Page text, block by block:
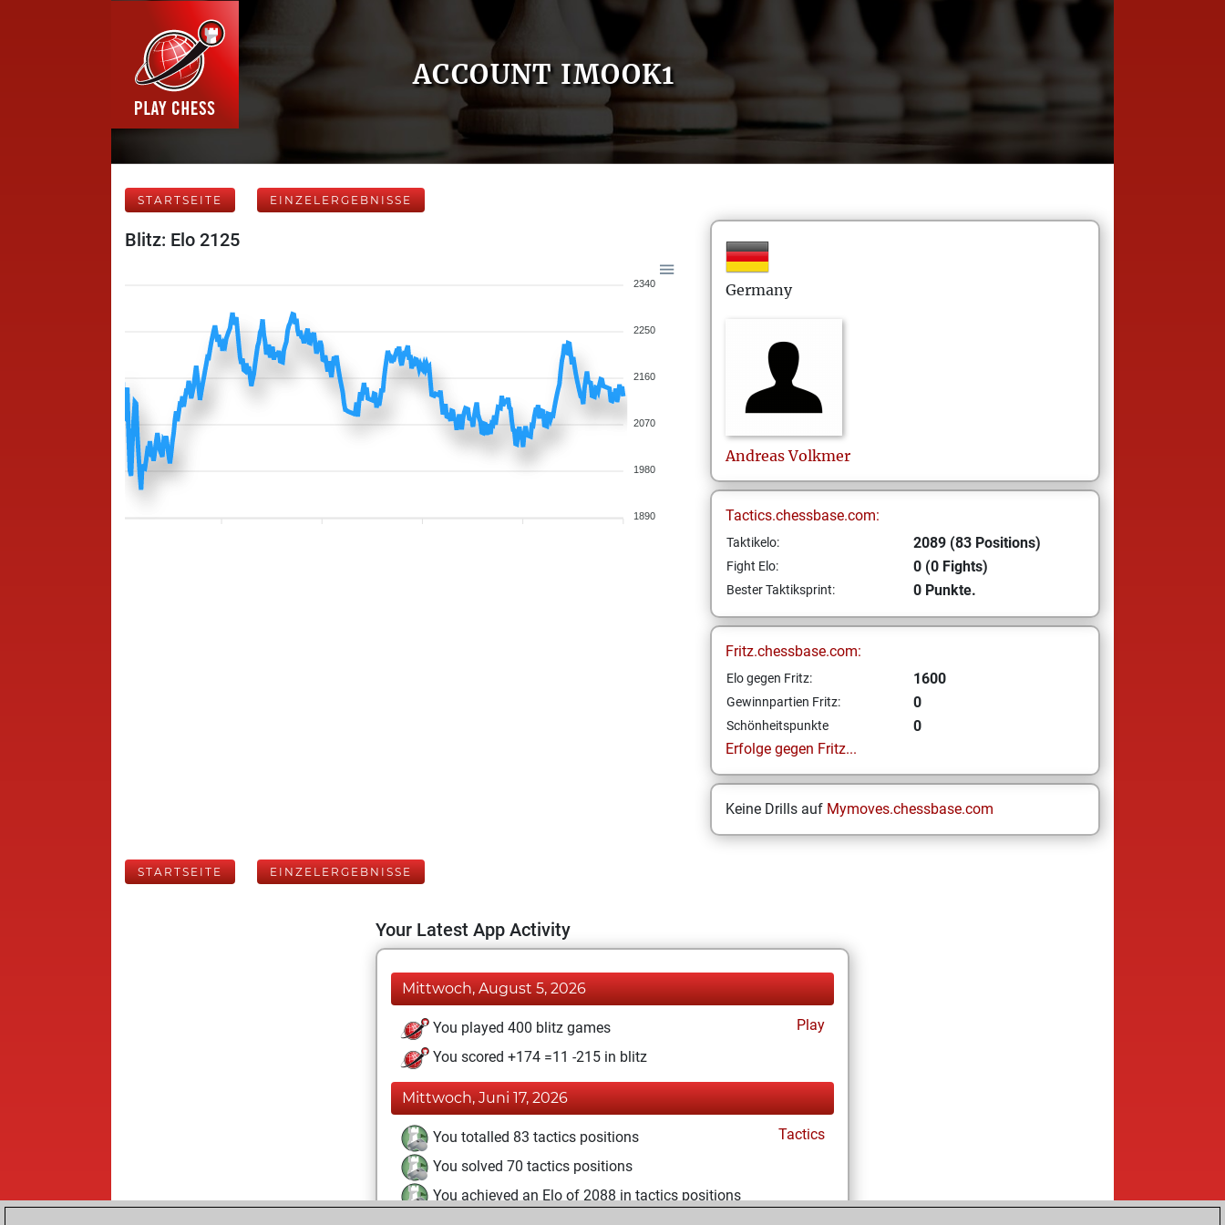
ACCOUNT IMOOK1
STARTSEITE EINZELERGEBNISSE
Blitz: Elo 2125
2340
2250
2160
2070
1980
1890
Germany
Andreas Volkmer
Tactics.chessbase.com:
Taktikelo: 2089 (83 Positions)
Fight Elo: 0 (0 Fights)
Bester Taktiksprint: 0 Punkte.
Fritz.chessbase.com:
Elo gegen Fritz: 1600
Gewinnpartien Fritz: 0
Schönheitspunkte
0
Erfolge gegen Fritz...
Keine Drills auf Mymoves.chessbase.com
STARTSEITE EINZELERGEBNISSE
Your Latest App Activity
Mittwoch, August 5, 2026
You played 400 blitz games
Play
You scored +174 =11 -215 in blitz
Mittwoch, Juni 17, 2026
You totalled 83 tactics positions
Tactics
You solved 70 tactics positions
You achieved an Elo of 2088 in tactics positions